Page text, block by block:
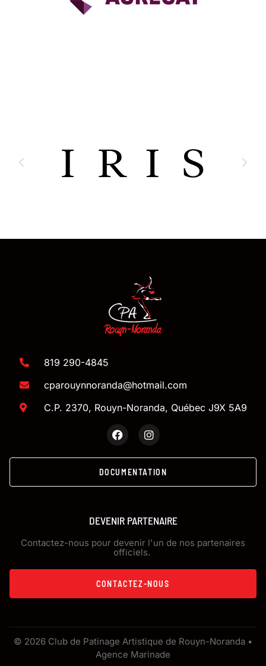
819 290-4845
cparouynnoranda@hotmail.com
C.P. 2370, Rouyn-Noranda, Québec J9X 5A9
DOCUMENTATION
DEVENIR PARTENAIRE
Contactez-nous pour devenir l'un de nos partenaires
officiels.
CONTACTEZ-NOUS
© 2026 Club de Patinage Artistique de Rouyn-Noranda •
Agence Marinade